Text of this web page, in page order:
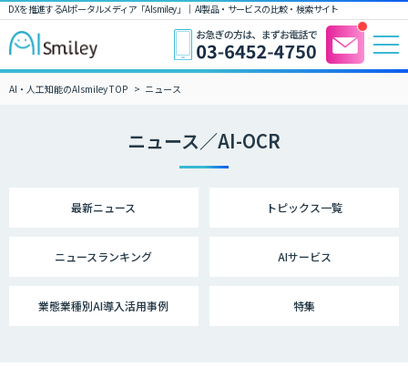
DXを推進するAIポータルメディア「AIsmiley」｜ AI製品・サービスの比較・検索サイト
AI・人工知能のAIsmiley TOP ニュース
ニュース／AI-OCR
最新ニュース トピックス一覧
ニュース ランキング AIサービス
業態業種別AI導入活用事例 特集